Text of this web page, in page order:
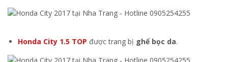
Honda City 1.5 TOP được trang bị ghế bọc da.